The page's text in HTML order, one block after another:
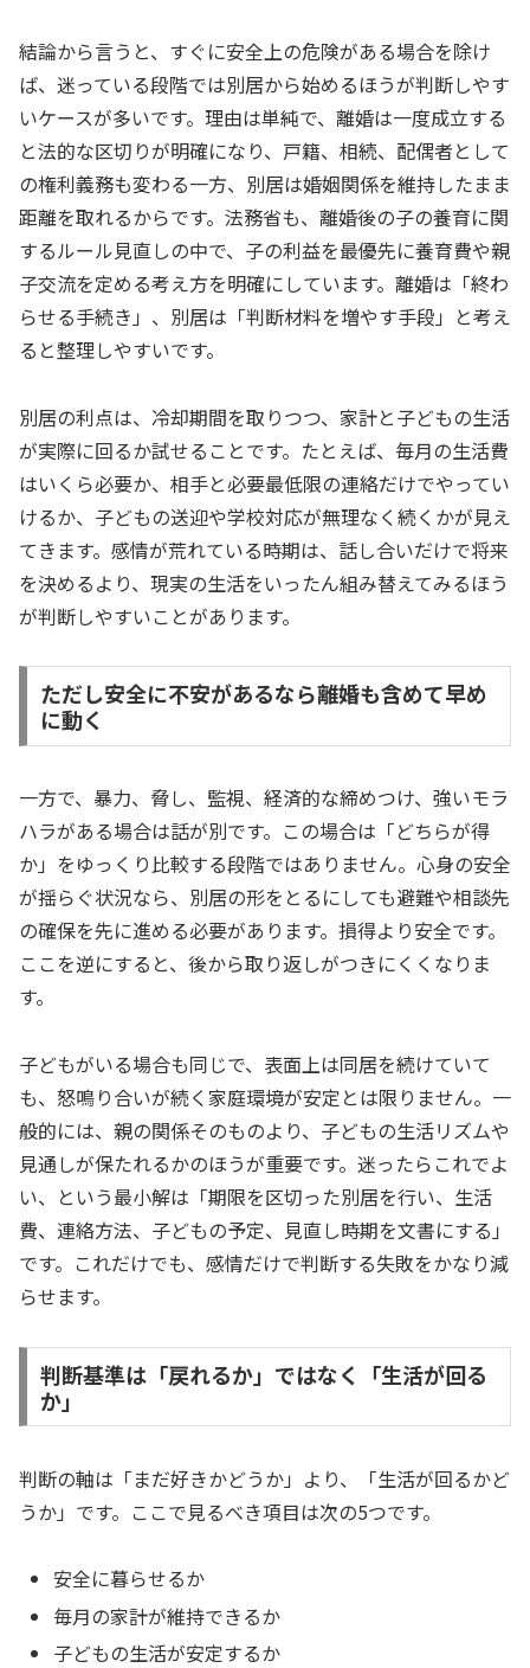
結論から言うと、すぐに安全上の危険がある場合を除け
ば、迷っている段階では別居から始めるほうが判断しやす
いケースが多いです。理由は単純で、離婚は一度成立する
と法的な区切りが明確になり、戸籍、相続、配偶者として
の権利義務も変わる一方、別居は婚姻関係を維持したまま
距離を取れるからです。法務省も、離婚後の子の養育に関
するルール見直しの中で、子の利益を最優先に養育費や親
子交流を定める考え方を明確にしています。離婚は「終わ
らせる手続き」、別居は「判断材料を増やす手段」と考え
ると整理しやすいです。
別居の利点は、冷却期間を取りつつ、家計と子どもの生活
が実際に回るか試せることです。たとえば、毎月の生活費
はいくら必要か、相手と必要最低限の連絡だけでやってい
けるか、子どもの送迎や学校対応が無理なく続くかが見え
てきます。感情が荒れている時期は、話し合いだけで将来
を決めるより、現実の生活をいったん組み替えてみるほう
が判断しやすいことがあります。
ただし安全に不安があるなら離婚も含めて早め
に動く
一方で、暴力、脅し、監視、経済的な締めつけ、強いモラ
ハラがある場合は話が別です。この場合は「どちらが得
か」をゆっくり比較する段階ではありません。心身の安全
が揺らぐ状況なら、別居の形をとるにしても避難や相談先
の確保を先に進める必要があります。損得より安全です。
ここを逆にすると、後から取り返しがつきにくくなりま
す。
子どもがいる場合も同じで、表面上は同居を続けていて
も、怒鳴り合いが続く家庭環境が安定とは限りません。一
般的には、親の関係そのものより、子どもの生活リズムや
見通しが保たれるかのほうが重要です。迷ったらこれでよ
い、という最小解は「期限を区切った別居を行い、生活
費、連絡方法、子どもの予定、見直し時期を文書にする」
です。これだけでも、感情だけで判断する失敗をかなり減
らせます。
判断基準は「戻れるか」ではなく「生活が回る
か」
判断の軸は「まだ好きかどうか」より、「生活が回るかど
うか」です。ここで見るべき項目は次の5つです。
安全に暮らせるか
毎月の家計が維持できるか
子どもの生活が安定するか